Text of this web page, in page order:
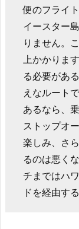
便のフライ
イースター
りません。
上かかりま
る必要があ
えなルート
あるなら、
ストップオ
楽しみ、さ
るのは悪く
チまではハ
ドを経由す